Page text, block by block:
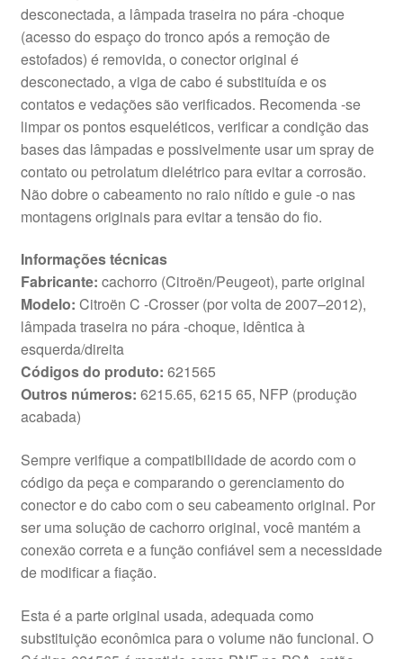
desconectada, a lâmpada traseira no pára -choque
(acesso do espaço do tronco após a remoção de
estofados) é removida, o conector original é
desconectado, a viga de cabo é substituída e os
contatos e vedações são verificados. Recomenda -se
limpar os pontos esqueléticos, verificar a condição das
bases das lâmpadas e possivelmente usar um spray de
contato ou petrolatum dielétrico para evitar a corrosão.
Não dobre o cabeamento no raio nítido e guie -o nas
montagens originais para evitar a tensão do fio.
Informações técnicas
Fabricante: cachorro (Citroën/Peugeot), parte original
Modelo: Citroën C -Crosser (por volta de 2007–2012),
lâmpada traseira no pára -choque, idêntica à
esquerda/direita
Códigos do produto: 621565
Outros números: 6215.65, 6215 65, NFP (produção
acabada)
Sempre verifique a compatibilidade de acordo com o
código da peça e comparando o gerenciamento do
conector e do cabo com o seu cabeamento original. Por
ser uma solução de cachorro original, você mantém a
conexão correta e a função confiável sem a necessidade
de modificar a fiação.
Esta é a parte original usada, adequada como
substituição econômica para o volume não funcional. O